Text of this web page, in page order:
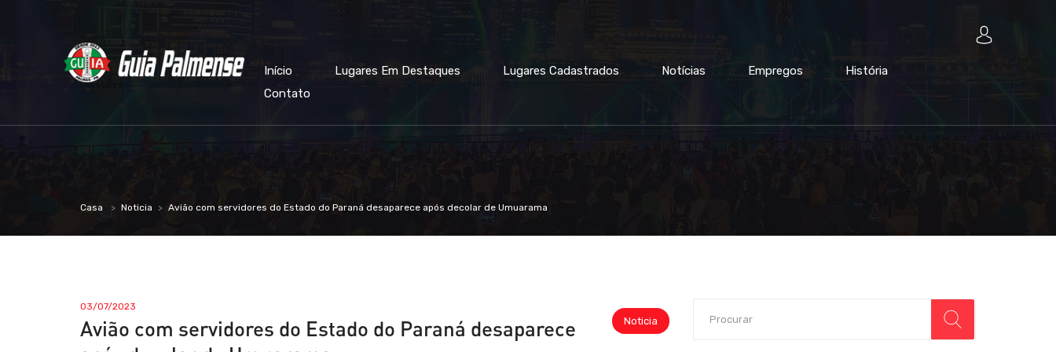
Início Lugares Em Destaques Lugares Cadastrados Notícias Empregos
História
Contato
Casa Noticia Avião com servidores do Estado do Paraná desaparece após decolar de Umuarama
Noticia
03/07/2023
Avião com servidores do Estado do Paraná desaparece